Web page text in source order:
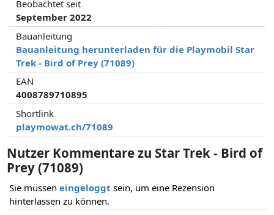
Beobachtet seit
September 2022
Bauanleitung
Bauanleitung herunterladen für die Playmobil Star
Trek - Bird of Prey (71089)
EAN
4008789710895
Shortlink
playmowat.ch/71089
Nutzer Kommentare zu Star Trek - Bird of
Prey (71089)
Sie müssen eingeloggt sein, um eine Rezension
hinterlassen zu können.